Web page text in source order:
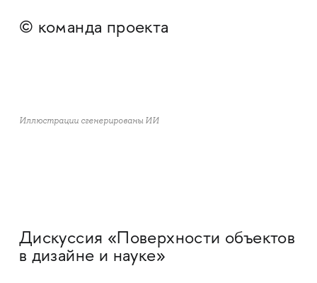
© команда проекта
Иллюстрации сгенерированы ИИ
Дискуссия «Поверхности объектов
в дизайне и науке»